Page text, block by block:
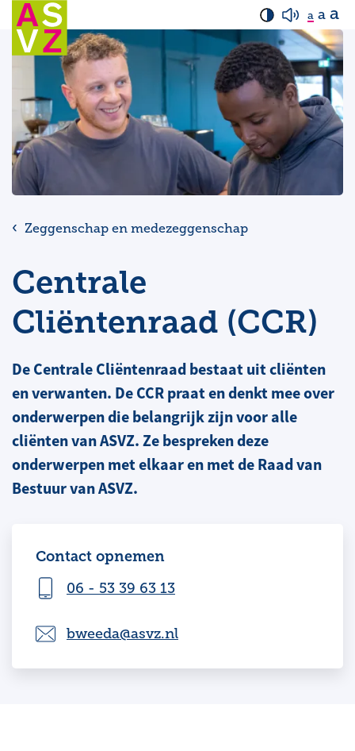
a a a
Zeggenschap en medezeggenschap
Centrale
Cliëntenraad (CCR)
De Centrale Cliëntenraad bestaat uit cliënten
en verwanten. De CCR praat en denkt mee over
onderwerpen die belangrijk zijn voor alle
cliënten van ASVZ. Ze bespreken deze
onderwerpen met elkaar en met de Raad van
Bestuur van ASVZ.
Contact opnemen
06 - 53 39 63 13
bweeda@asvz.nl